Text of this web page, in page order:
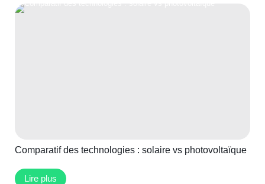
Comparatif des technologies : solaire vs photovoltaïque
Lire plus